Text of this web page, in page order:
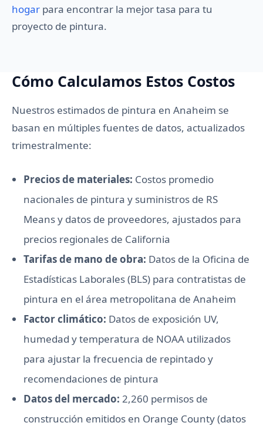
hogar para encontrar la mejor tasa para tu
proyecto de pintura.
Cómo Calculamos Estos Costos
Nuestros estimados de pintura en Anaheim se
basan en múltiples fuentes de datos, actualizados
trimestralmente:
Precios de materiales: Costos promedio
nacionales de pintura y suministros de RS
Means y datos de proveedores, ajustados para
precios regionales de California
Tarifas de mano de obra: Datos de la Oficina de
Estadísticas Laborales (BLS) para contratistas de
pintura en el área metropolitana de Anaheim
Factor climático: Datos de exposición UV,
humedad y temperatura de NOAA utilizados
para ajustar la frecuencia de repintado y
recomendaciones de pintura
Datos del mercado: 2,260 permisos de
construcción emitidos en Orange County (datos